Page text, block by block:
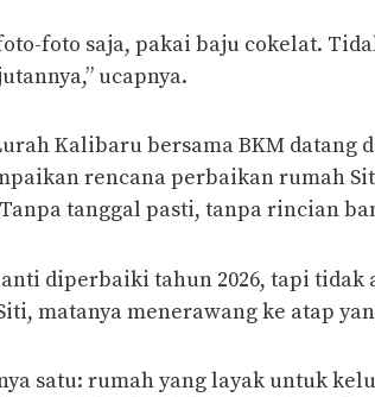
foto saja, pakai baju cokelat.
ucapnya.
Kalibaru bersama BKM datang
rencana perbaikan rumah
tanggal pasti, tanpa rincian
diperbaiki tahun 2026, tapi tidak
matanya menerawang ke atap
satu: rumah yang layak untuk